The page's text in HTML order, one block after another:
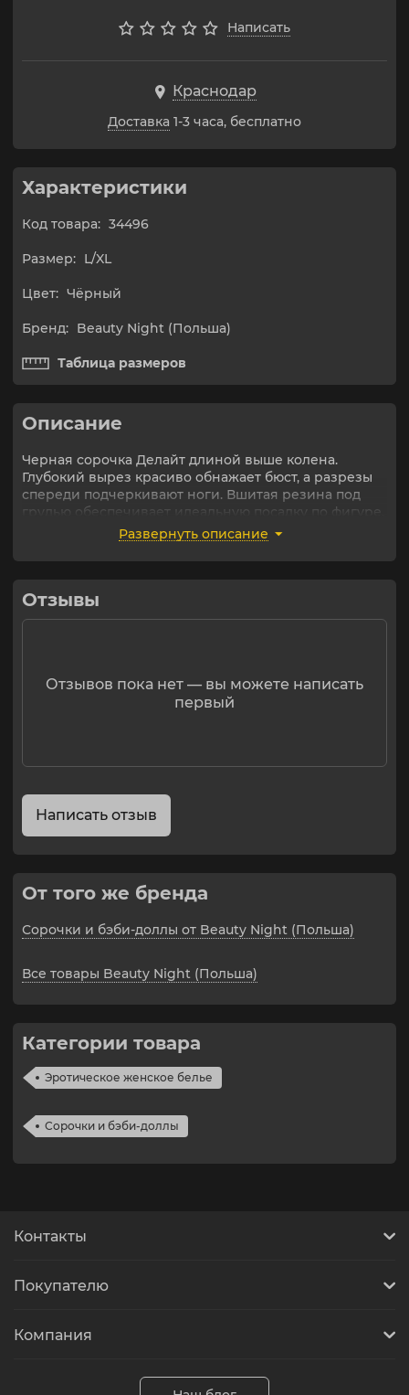
Написать
Краснодар
Доставка 1-3 часа, бесплатно
Характеристики
Код товара: 34496
Размер: L/XL
Цвет: Чёрный
Бренд: Beauty Night (Польша)
Таблица размеров
Описание
Черная сорочка Делайт длиной выше колена.
Глубокий вырез красиво обнажает бюст, а разрезы
спереди подчеркивают ноги. Вшитая резина под
грудью обеспечивает идеальную посадку по фигуре.
Бретели лифа регулируются по длине.
В комплекте идут стринги. В комплекте также сумка-
мешочек для хранения или стирки комплекта.
Состав: полиэстер 97%, эластан 3%
Развернуть описание
Отзывы
Отзывов пока нет — вы можете написать
первый
Написать отзыв
От того же бренда
Сорочки и бэби-доллы от Beauty Night (Польша)
Все товары Beauty Night (Польша)
Категории товара
Эротическое женское белье
Сорочки и бэби-доллы
Контакты
Покупателю
Компания